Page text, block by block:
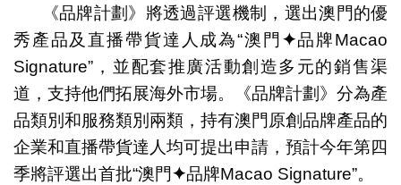
《品牌計劃》將透過評選機制，選出澳門的優
秀產品及直播帶貨達人成為“澳門 ✦品牌Macao
Signature”，並配套推廣活動創造多元的銷售渠
道，支持他們拓展海外市場。《品牌計劃》分為產
品類別和服務類別兩類，持有澳門原創品牌產品的
企業和直播帶貨達人均可提出申請，預計今年第四
季將評選出首批“澳門✦品牌Macao Signature”。